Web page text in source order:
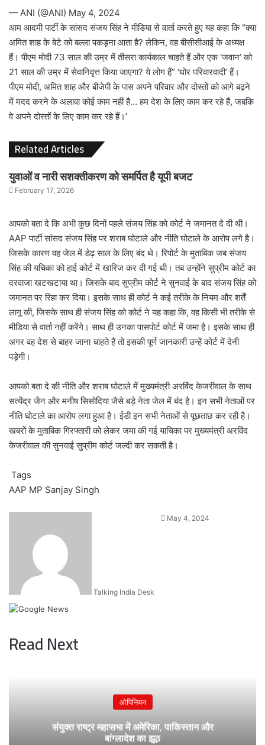
— ANI (@ANI) May 4, 2024
आम आदमी पार्टी के सांसद संजय सिंह ने मीडिया से वार्ता करते हुए यह कहा कि “क्या
अमित शाह के बेटे को बल्ला पकड़ना आता है? लेकिन, वह बीसीसीआई के अध्यक्ष
हैं। पीएम मोदी 73 साल की उम्र में तीसरा कार्यकाल चाहते हैं और एक ‘जवान’ को
21 साल की उम्र में सेवानिवृत्त किया जाएगा? ये लोग हैं” ‘घोर परिवारवादी’ हैं।
पीएम मोदी, अमित शाह और बीजेपी के पास अपने परिवार और दोस्तों को आगे बढ़ने
में मदद करने के अलावा कोई काम नहीं है… हम देश के लिए काम कर रहे हैं, जबकि
वे अपने दोस्तों के लिए काम कर रहे हैं।’
Related Articles
युवाओं व नारी सशक्तीकरण को समर्पित है यूपी बजट
February 17, 2026
आपको बता दे कि अभी कुछ दिनों पहले संजय सिंह को कोर्ट ने जमानत दे दी थी।
AAP पार्टी सांसद संजय सिंह पर शराब घोटाले और नीति घोटाले के आरोप लगे है।
जिसके कारण वह जेल में डेढ़ साल के लिए बंद थे। रिपोर्ट के मुताबिक जब संजय
सिंह की यचिका को हाई कोर्ट में खारिज कर दी गई थी। तब उन्होंने सुप्रीम कोर्ट का
दरवाजा खटखटाया था। जिसके बाद सुप्रीम कोर्ट ने सुनवाई के बाद संजय सिंह को
जमानत पर रिहा कर दिया। इसके साथ ही कोर्ट ने कई तरीके के नियम और शर्तें
लागू की, जिसके साथ ही संजय सिंह को कोर्ट ने यह कहा कि, वह किसी भी तरीके से
मीडिया से वार्ता नहीं करेंगे। साथ ही उनका पासपोर्ट कोर्ट में जमा है। इसके साथ ही
अगर वह देश से बाहर जाना चाहते हैं तो इसकी पूर्ण जानकारी उन्हें कोर्ट में देनी
पड़ेगी।
आपको बता दे की नीति और शराब घोटाले में मुख्यमंत्री अरविंद केजरीवाल के साथ
सत्येंद्र जैन और मनीष सिसोदिया जैसे बड़े नेता जेल में बंद है। इन सभी नेताओं पर
नीति घोटाले का आरोप लगा हुआ है। ईडी इन सभी नेताओं से पूछताछ कर रही है।
खबरों के मुताबिक गिरफ्तारी को लेकर जमा की गई याचिका पर मुख्यमंत्री अरविंद
केजरीवाल की सुनवाई सुप्रीम कोर्ट जल्दी कर सकती है।
Tags
AAP MP Sanjay Singh
Talking India Desk
SendMay 4, 2024
Read Next
ओपिनियन
संयुक्त राष्ट्र महासभा में अमेरिका, पाकिस्तान और
बांग्लादेश का झूठ